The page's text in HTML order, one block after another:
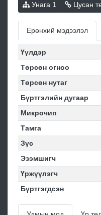
Унага 1 Цусан
Ерөнхий мэдээлэл
Үүлдэр
Төрсөн огноо
Төрсөн нутаг
Бүртгэлийн дугаар
Микрочип
Тамга
Зүс
Эзэмшигч
Үржүүлэгч
Бүртгэгдсэн